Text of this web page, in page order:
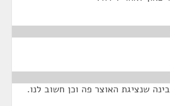
שנציגת האוצר פה וכן חשוב לנו.